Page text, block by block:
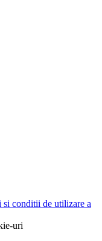
si conditii de utilizare a
uri